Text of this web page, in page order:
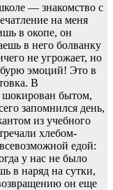
— знакомство с
на меня
в окопе, он
в него болванку
не угрожает, но
эмоций! Это в
В
шокирован бытом,
запомнился день,
из учебного
хлебом-
едой:
у нас не было
в наряд на сутки,
он еще